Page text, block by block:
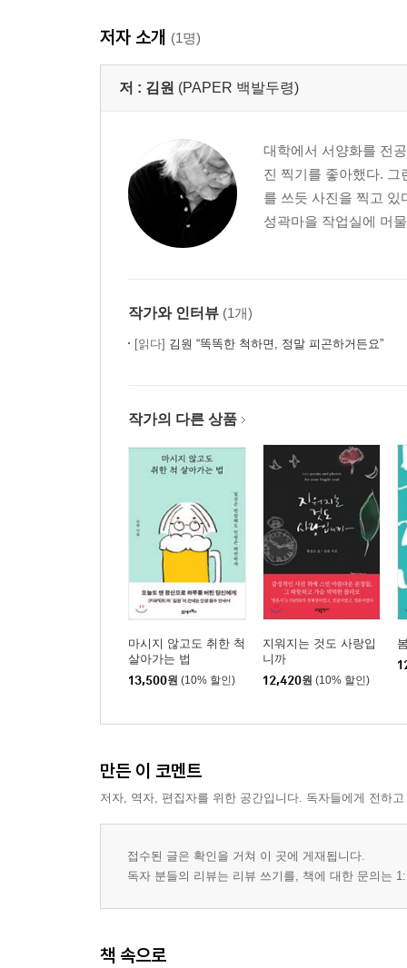
에필로그 | 또 다시 15년 동안의 즐거운 삶을 꿈꾸며
그리고 남은 이야기
저자 소개 (1명)
저 : 김원 (PAPER 백발두령)
대학에서 서양화를 전
진 찍기를 좋아했다.
를 쓰듯 사진을 찍고 있
성곽마을 작업실에 머
작가와 인터뷰 (1개)
[읽다] 김원 “똑똑한 척하면, 정말 피곤하거든요”
작가의 다른 상품
마시지 않고도 취한 척
살아가는 법
13,500원 (10% 할인)
지워지는 것도 사랑입
니까
12,420원 (10% 할인)
만든 이 코멘트
저자, 역자, 편집자를 위한 공간입니다. 독자들에게 전하
접수된 글은 확인을 거쳐 이 곳에 게재됩니다.
독자 분들의 리뷰는 리뷰 쓰기를, 책에 대한 문의는
책 속으로